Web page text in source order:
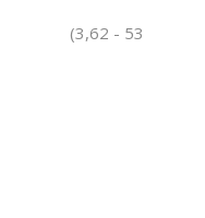
(3,62 - 53